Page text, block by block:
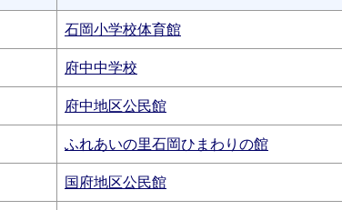
石岡小学校体育館
府中中学校
府中地区公民館
ふれあいの里石岡ひまわりの館
国府地区公民館